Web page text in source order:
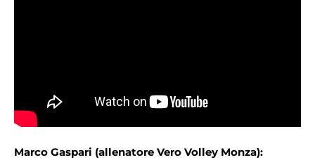
Marco Gaspari (allenatore Vero Volley Monza):